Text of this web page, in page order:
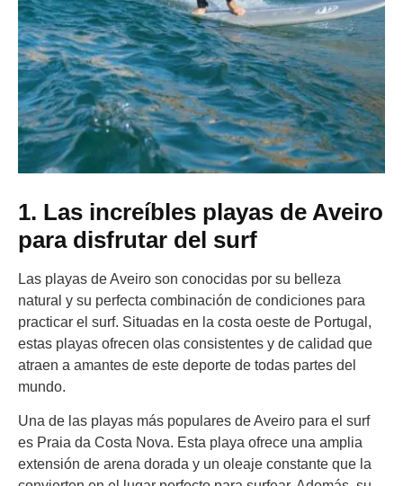
1. Las increíbles playas de Aveiro
para disfrutar del surf
Las playas de Aveiro son conocidas por su belleza
natural y su perfecta combinación de condiciones para
practicar el surf. Situadas en la costa oeste de Portugal,
estas playas ofrecen olas consistentes y de calidad que
atraen a amantes de este deporte de todas partes del
mundo.
Una de las playas más populares de Aveiro para el surf
es Praia da Costa Nova. Esta playa ofrece una amplia
extensión de arena dorada y un oleaje constante que la